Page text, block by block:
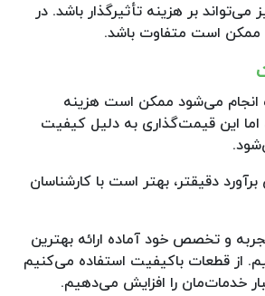
بر هزینه تأثیرگذار باشد. در
ممکن است متفاوت باشد.
انجام می‌شود ممکن است هزینه
این قیمت‌گذاری به دلیل کیفیت
دقیقتر، بهتر است با کارشناسان
و تخصص خود آماده ارائه بهترین
از قطعات باکیفیت استفاده می‌کنیم
خدمات‌مان را افزایش می‌دهیم.